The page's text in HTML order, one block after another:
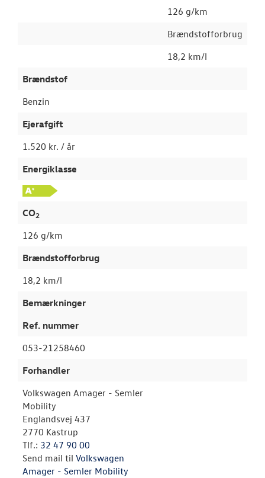
126 g/km
Brændstofforbrug
18,2 km/l
Brændstof
Benzin
Ejerafgift
1.520 kr. / år
Energiklasse
CO2
126 g/km
Brændstofforbrug
18,2 km/l
Bemærkninger
Ref. nummer
053-21258460
Forhandler
Volkswagen Amager - Semler
Mobility
Englandsvej 437
2770 Kastrup
Tlf.: 32 47 90 00
Send mail til Volkswagen
Amager - Semler Mobility